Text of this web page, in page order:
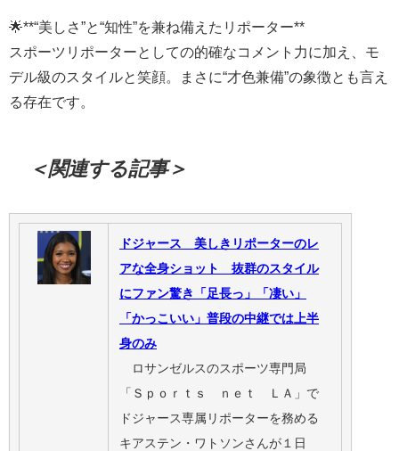
🌟**“美しさ”と“知性”を兼ね備えたリポーター**
スポーツリポーターとしての的確なコメント力に加え、モ
デル級のスタイルと笑顔。まさに“才色兼備”の象徴とも言え
る存在です。
＜関連する記事＞
ドジャース 美しきリポーターのレ
アな全身ショット 抜群のスタイル
にファン驚き「足長っ」「凄い」
「かっこいい」普段の中継では上半
身のみ
ロサンゼルスのスポーツ専門局
「Ｓｐｏｒｔｓ ｎｅｔ ＬＡ」で
ドジャース専属リポーターを務める
キアステン・ワトソンさんが１日